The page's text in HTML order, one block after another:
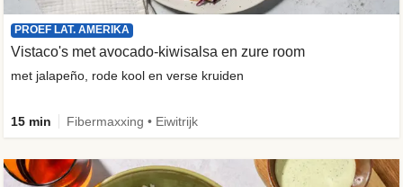
PROEF LAT. AMERIKA
Vistaco's met avocado-kiwisalsa en zure room
met jalapeño, rode kool en verse kruiden
15 min Fibermaxxing • Eiwitrijk